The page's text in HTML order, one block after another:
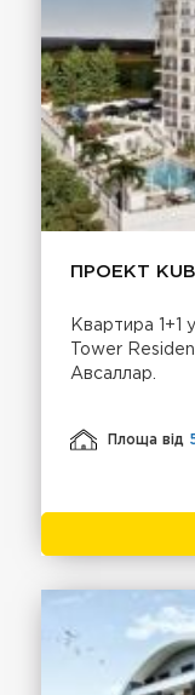
ПРОЕКТ
Квартира 1+1
Tower
Авсаллар.
Площа від